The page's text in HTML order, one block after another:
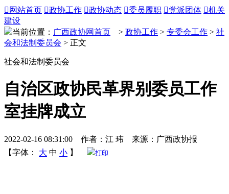
 网站首页 政协工作 政协动态 委员履职 党派团体 机关
建设
当前位置： 广西政协网首页 > 政协工作 > 专委会工作 > 社
会和法制委员会 > 正文
社会和法制委员会
自治区政协民革界别委员工作
室挂牌成立
2022-02-16 08:31:00 作者：江 玮 来源：广西政协报
【字体：
大 中 小 】 打印